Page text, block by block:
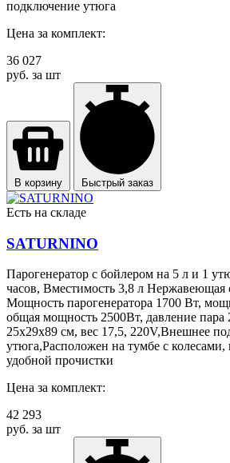
подключение утюга
Цена за комплект:
36 027
руб. за шт
В корзину Быстрый заказ
Есть на складе
SATURNINO
Парогенератор с бойлером на 5 л и 1
часов, Вместимость 3,8 л Нержавеющая
Мощность парогенератора 1700 Вт,
общая мощность 2500Вт, давление пара
25х29х89 см, вес 17,5, 220V,Внешнее
утюга,Расположен на тумбе с колесами,
удобной прочистки
Цена за комплект:
42 293
руб. за шт